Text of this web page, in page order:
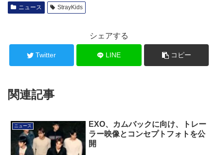
ニュース StrayKids
シェアする
Twitter LINE コピー
関連記事
ニュース
EXO、カムバックに向け、トレー
ラー映像とコンセプトフォトを公
開